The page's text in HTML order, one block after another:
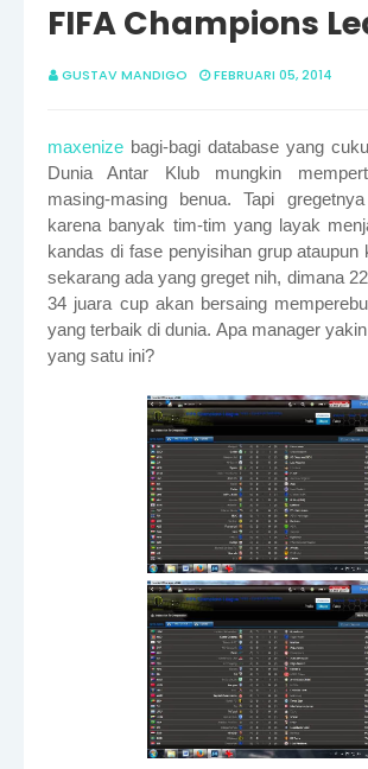
FIFA Champions
GUSTAV MANDIGO FEBRUARI 05, 2014
maxenize bagi-bagi database yang
Dunia Antar Klub mungkin
masing-masing benua. Tapi
karena banyak tim-tim yang layak
kandas di fase penyisihan grup ataupun
sekarang ada yang greget nih, dimana
34 juara cup akan bersaing
yang terbaik di dunia. Apa manager
yang satu ini?